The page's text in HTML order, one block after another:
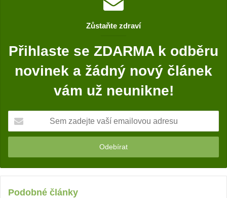
b
Zůstaňte zdraví
Přihlaste se ZDARMA k odběru
novinek a žádný nový článek
vám už neunikne!
m
a
d
jPodobné články